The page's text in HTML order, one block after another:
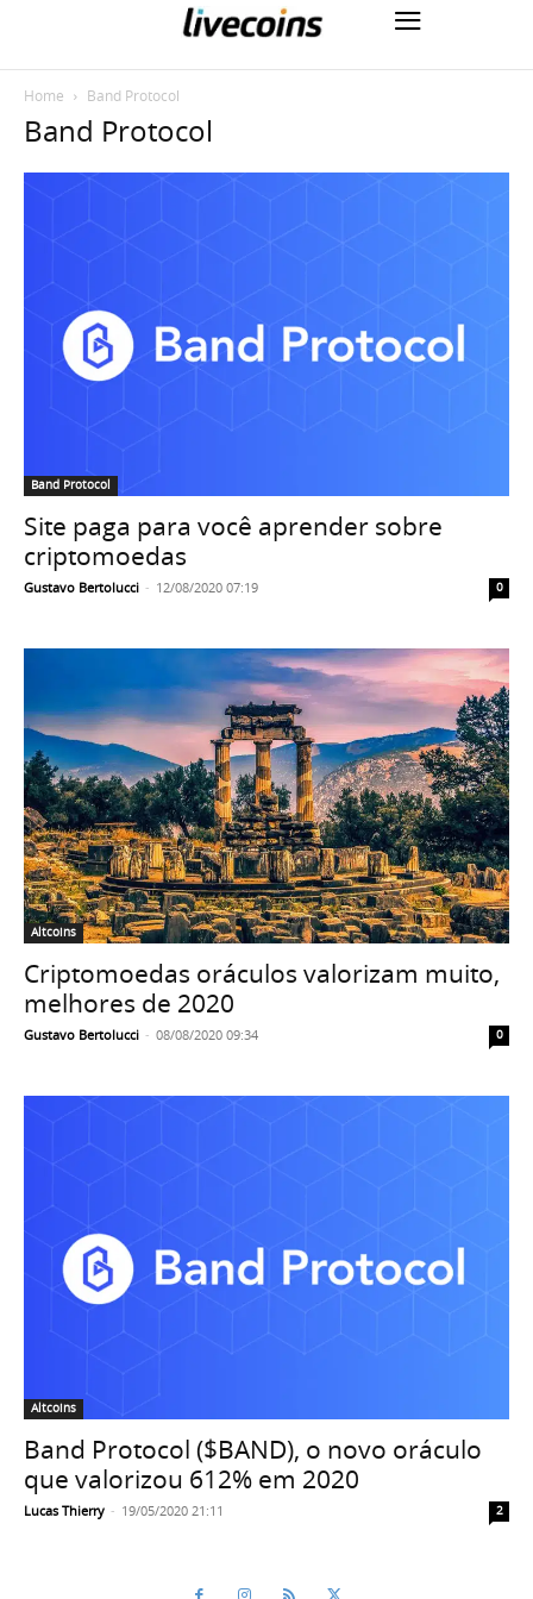
Home Band Protocol
Band Protocol
Band Protocol
Site paga para você aprender sobre
criptomoedas
Gustavo Bertolucci - 12/08/2020 07:19 0
Altcoins
Criptomoedas oráculos valorizam muito,
melhores de 2020
Gustavo Bertolucci - 08/08/2020 09:34 0
Altcoins
Band Protocol ($BAND), o novo oráculo
que valorizou 612% em 2020
Lucas Thierry - 19/05/2020 21:11 2